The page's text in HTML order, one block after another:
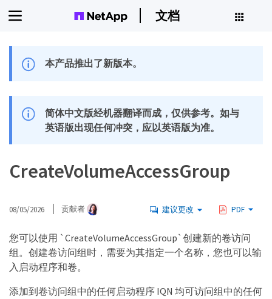
文档
本产品推出了新版本。
简体中文版经机器翻译而成，仅供参考。如与
英语版出现任何冲突，应以英语版为准。
CreateVolumeAccessGroup
08/05/2026 贡献者 建议更改 PDF
您可以使用 `CreateVolumeAccessGroup`创建新的卷访问
组。创建卷访问组时，需要为其指定一个名称，您也可以输
入启动程序和卷。
添加到卷访问组中的任何启动程序 IQN 均可访问组中的任何